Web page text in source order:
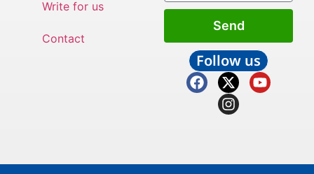
Write for us
Contact
Send
Follow us